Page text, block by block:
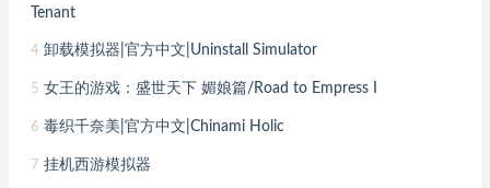
Tenant
4 卸载模拟器|官方中文|Uninstall Simulator
5 女王的游戏：盛世天下 媚娘篇/Road to Empress I
6 毒织千奈美|官方中文|Chinami Holic
7 挂机西游模拟器